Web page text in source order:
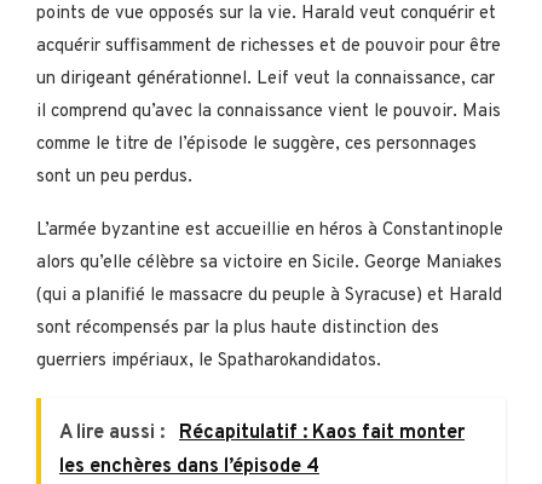
points de vue opposés sur la vie. Harald veut conquérir et
acquérir suffisamment de richesses et de pouvoir pour être
un dirigeant générationnel. Leif veut la connaissance, car
il comprend qu’avec la connaissance vient le pouvoir. Mais
comme le titre de l’épisode le suggère, ces personnages
sont un peu perdus.
L’armée byzantine est accueillie en héros à Constantinople
alors qu’elle célèbre sa victoire en Sicile. George Maniakes
(qui a planifié le massacre du peuple à Syracuse) et Harald
sont récompensés par la plus haute distinction des
guerriers impériaux, le Spatharokandidatos.
A lire aussi :
Récapitulatif : Kaos fait monter
les enchères dans l’épisode 4